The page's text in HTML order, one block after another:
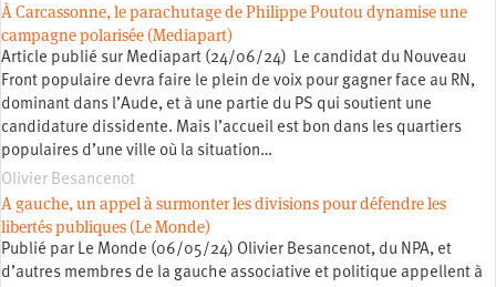
À Carcassonne, le parachutage de Philippe Poutou dynamise une
campagne polarisée (Mediapart)
Article publié sur Mediapart (24/06/24) Le candidat du Nouveau
Front populaire devra faire le plein de voix pour gagner face au RN,
dominant dans l’Aude, et à une partie du PS qui soutient une
candidature dissidente. Mais l’accueil est bon dans les quartiers
populaires d’une ville où la situation…
Olivier Besancenot
A gauche, un appel à surmonter les divisions pour défendre les
libertés publiques (Le Monde)
Publié par Le Monde (06/05/24) Olivier Besancenot, du NPA, et
d’autres membres de la gauche associative et politique appellent à